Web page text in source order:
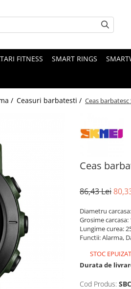
FITNESS SMART RINGS
/ Ceasuri barbatesti / Ceas
Ceas
86,43 Lei
Diametru
Grosime carcasa:
Lungime curea:
Functii: Alarma,
STOC EPUIZAT
Durata de
Cod Produs: